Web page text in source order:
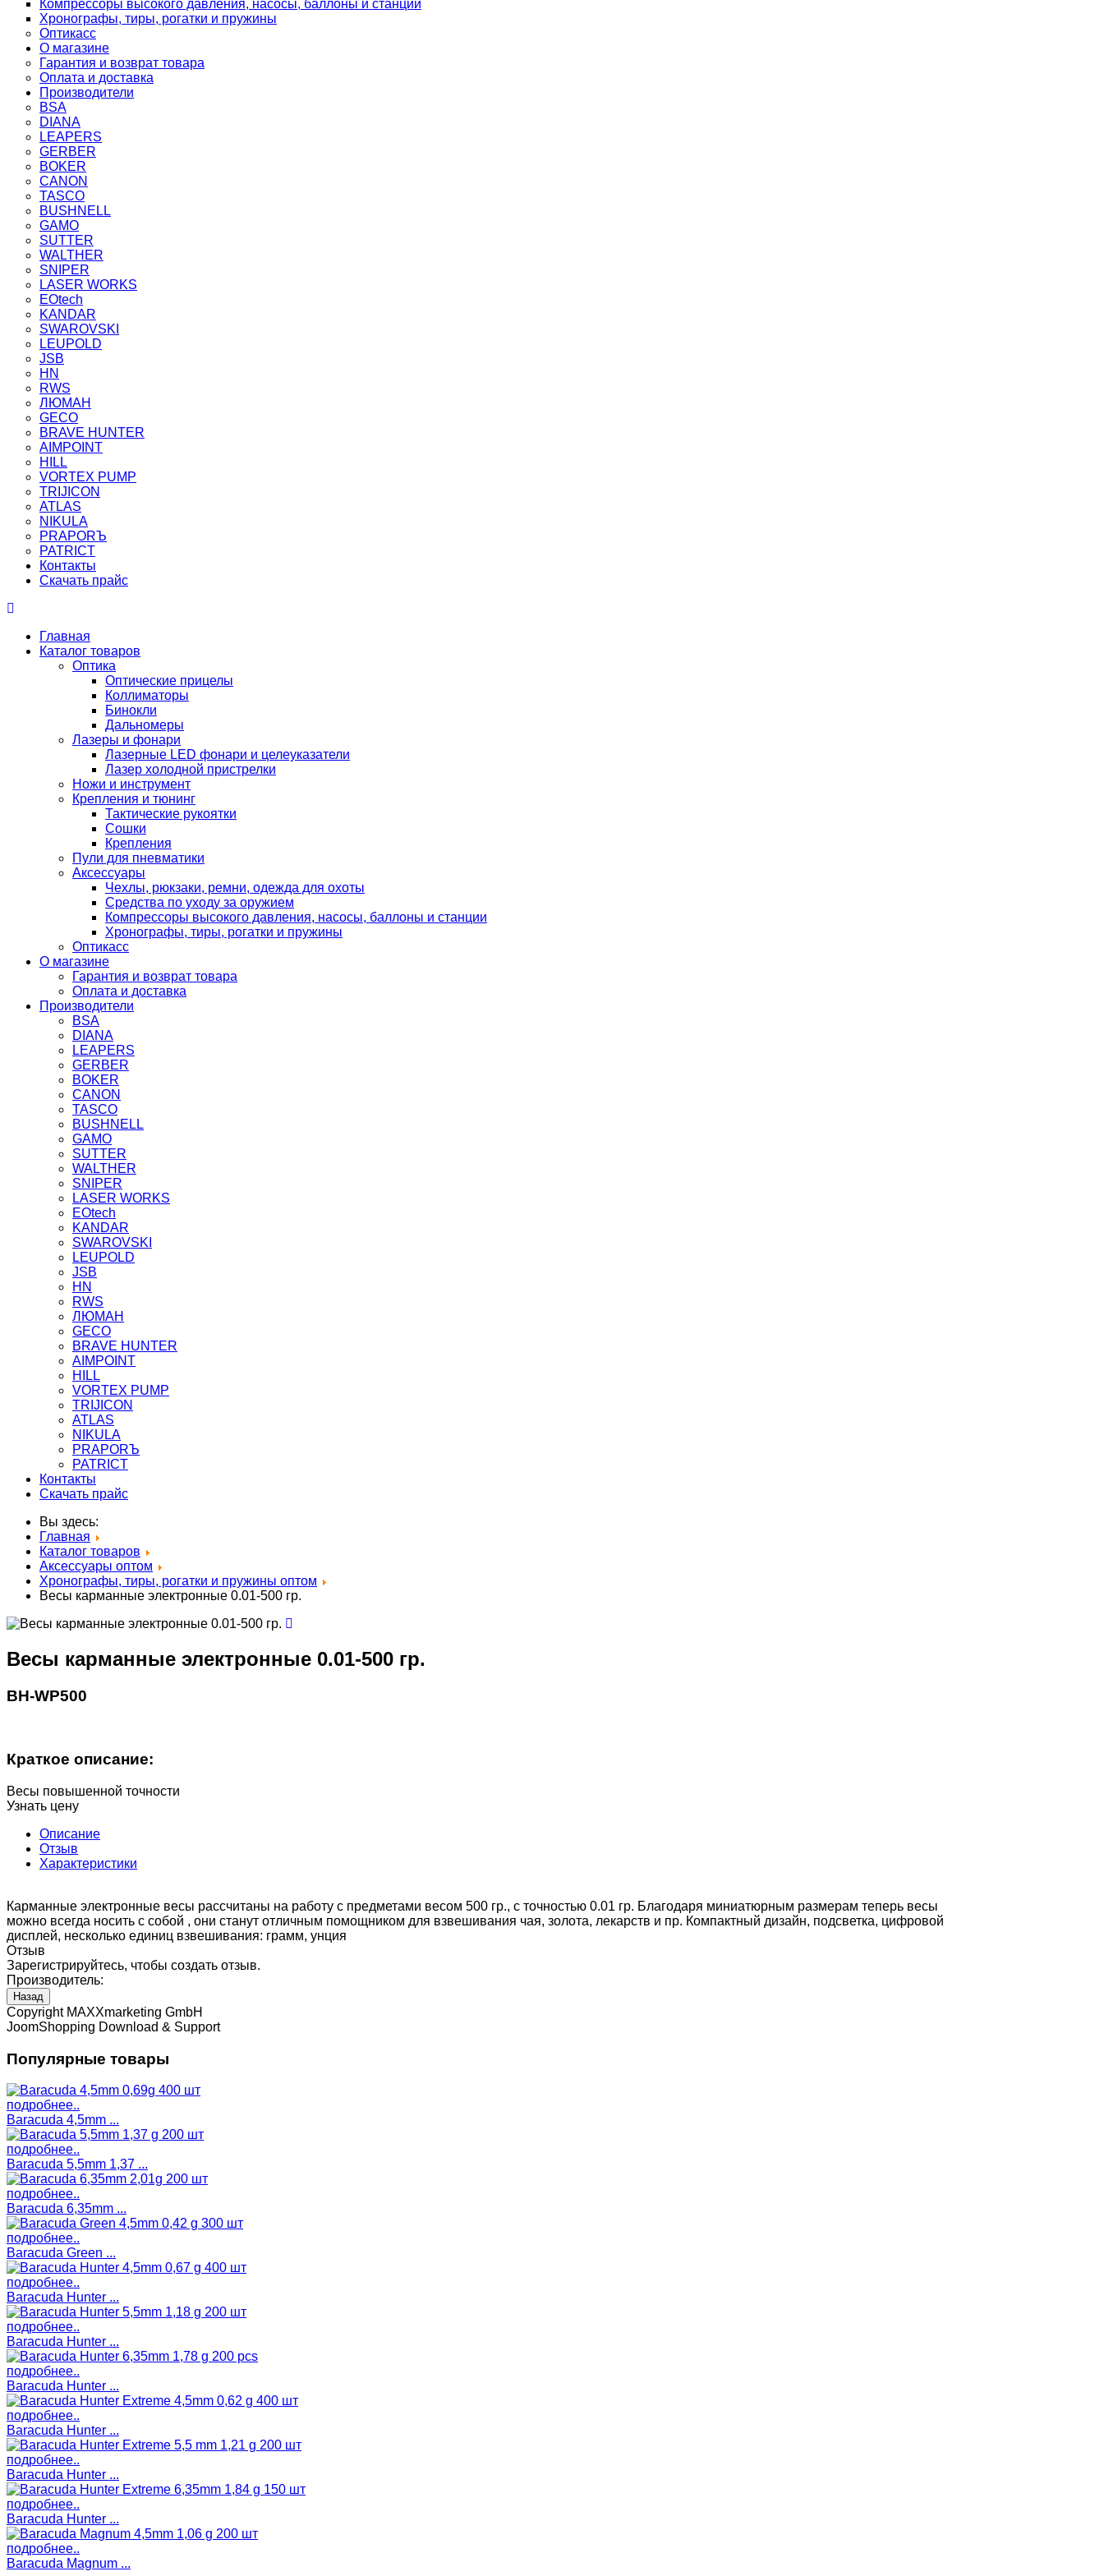
Компрессоры высокого давления, насосы, баллоны и станции
Хронографы, тиры, рогатки и пружины
Оптикасс
О магазине
Гарантия и возврат товара
Оплата и доставка
Производители
BSA
DIANA
LEAPERS
GERBER
BOKER
CANON
TASCO
BUSHNELL
GAMO
SUTTER
WALTHER
SNIPER
LASER WORKS
EOtech
KANDAR
SWAROVSKI
LEUPOLD
JSB
HN
RWS
ЛЮМАН
GECO
BRAVE HUNTER
AIMPOINT
HILL
VORTEX PUMP
TRIJICON
ATLAS
NIKULA
PRAPORЪ
PATRICT
Контакты
Скачать прайс
Главная
Каталог товаров
Оптика
Оптические прицелы
Коллиматоры
Бинокли
Дальномеры
Лазеры и фонари
Лазерные LED фонари и целеуказатели
Лазер холодной пристрелки
Ножи и инструмент
Крепления и тюнинг
Тактические рукоятки
Сошки
Крепления
Пули для пневматики
Аксессуары
Чехлы, рюкзаки, ремни, одежда для охоты
Средства по уходу за оружием
Компрессоры высокого давления, насосы, баллоны и станции
Хронографы, тиры, рогатки и пружины
Оптикасс
О магазине
Гарантия и возврат товара
Оплата и доставка
Производители
BSA
DIANA
LEAPERS
GERBER
BOKER
CANON
TASCO
BUSHNELL
GAMO
SUTTER
WALTHER
SNIPER
LASER WORKS
EOtech
KANDAR
SWAROVSKI
LEUPOLD
JSB
HN
RWS
ЛЮМАН
GECO
BRAVE HUNTER
AIMPOINT
HILL
VORTEX PUMP
TRIJICON
ATLAS
NIKULA
PRAPORЪ
PATRICT
Контакты
Скачать прайс
Вы здесь:
Главная
Каталог товаров
Аксессуары оптом
Хронографы, тиры, рогатки и пружины оптом
Весы карманные электронные 0.01-500 гр.
Весы карманные электронные 0.01-500 гр.
BH-WP500
Краткое описание:
Весы повышенной точности
Узнать цену
Описание
Отзыв
Характеристики
Карманные электронные весы рассчитаны на работу с предметами весом 500 гр., с точностью 0.01 гр. Благодаря миниатюрным размерам теперь весы
можно всегда носить с собой , они станут отличным помощником для взвешивания чая, золота, лекарств и пр. Компактный дизайн, подсветка, цифровой
дисплей, несколько единиц взвешивания: грамм, унция
Отзыв
Зарегистрируйтесь, чтобы создать отзыв.
Производитель:
Copyright MAXXmarketing GmbH
JoomShopping Download & Support
Популярные товары
подробнее..
Baracuda 4,5mm ...
подробнее..
Baracuda 5,5mm 1,37 ...
подробнее..
Baracuda 6,35mm ...
подробнее..
Baracuda Green ...
подробнее..
Baracuda Hunter ...
подробнее..
Baracuda Hunter ...
подробнее..
Baracuda Hunter ...
подробнее..
Baracuda Hunter ...
подробнее..
Baracuda Hunter ...
подробнее..
Baracuda Hunter ...
подробнее..
Baracuda Magnum ...